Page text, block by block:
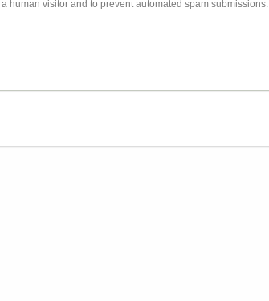
human visitor and to prevent automated spam submissions.